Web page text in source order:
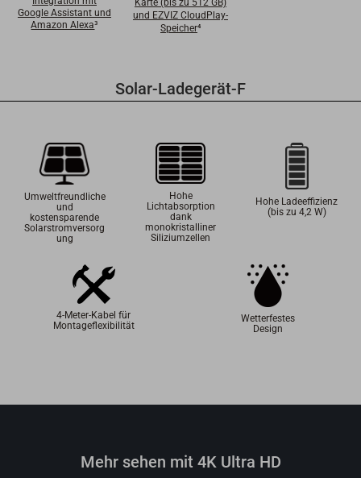
Google Assistant und
Amazon Alexa³
Karte (bis zu 512 GB)
und EZVIZ CloudPlay-
Speicher⁴
Solar-Ladegerät-F
Umweltfreundliche
und
kostensparende
Solarstromversorg
ung
Hohe
Lichtabsorption
dank
monokristalliner
Siliziumzellen
Hohe Ladeeffizienz
(bis zu 4,2 W)
4-Meter-Kabel für
Montageflexibilität
Wetterfestes
Design
Mehr sehen mit 4K Ultra HD